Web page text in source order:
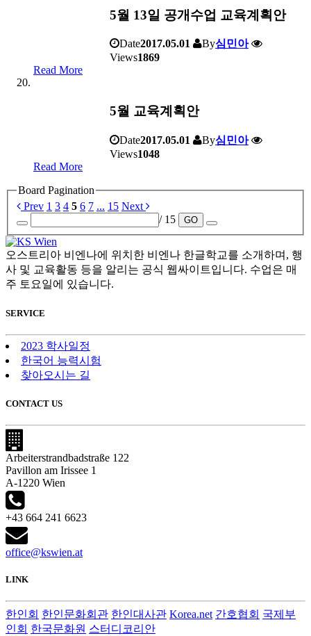
5월 13일 공개수업 교육계획안
Date2017.05.01 By심민아
Views1869
Read More
5월 교육계획안
Date2017.05.01 By심민아
Views1048
Read More
Board Pagination
Prev 1 3 4 5 6 7 ... 15 Next
/ 15
GO
오스트리아 비엔나에 위치한 비엔나 한글학교를 소개하며, 행
사 및 교육활동 등을 알리는 공식 웹싸이트입니다. 수업은 매
주 토요일에 있습니다.
SERVICE
2023 학사일정
한국어 능력시험
찾아오시는 길
CONTACT US
Arbeiterstrandbadstraße 122
Pavillon am Irissee 1
A-1220 Wien
+43 664 241 6623
office@kswien.at
LINK
한인회 한인문화회관 한인대사관 Korea.net 간호협회 국제부
인회 한국문화원 스터디코리안